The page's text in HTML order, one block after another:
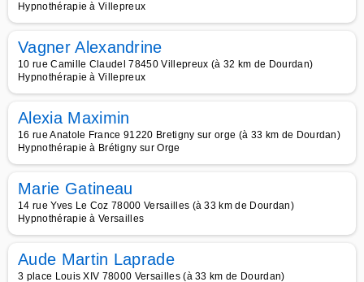
Hypnothérapie à Villepreux
Vagner Alexandrine
10 rue Camille Claudel 78450 Villepreux (à 32 km de Dourdan)
Hypnothérapie à Villepreux
Alexia Maximin
16 rue Anatole France 91220 Bretigny sur orge (à 33 km de Dourdan)
Hypnothérapie à Brétigny sur Orge
Marie Gatineau
14 rue Yves Le Coz 78000 Versailles (à 33 km de Dourdan)
Hypnothérapie à Versailles
Aude Martin Laprade
3 place Louis XIV 78000 Versailles (à 33 km de Dourdan)